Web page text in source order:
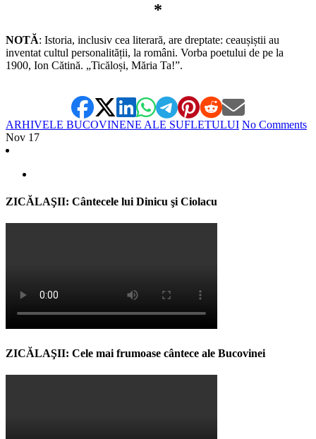
*
NOTĂ: Istoria, inclusiv cea literară, are dreptate: ceaușiștii au
inventat cultul personalității, la români. Vorba poetului de pe la
1900, Ion Cătină. „Ticăloși, Măria Ta!”.
ARHIVELE BUCOVINENE ALE SUFLETULUI No Comments
Nov 17
ZICĂLAŞII: Cântecele lui Dinicu şi Ciolacu
ZICĂLAŞII: Cele mai frumoase cântece ale Bucovinei